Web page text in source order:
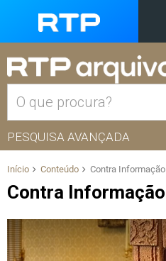
PESQUISA AVANÇADA
Início Conteúdo Contra Informação
Contra Informação